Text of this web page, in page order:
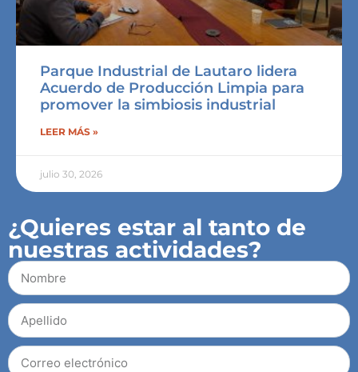
Parque Industrial de Lautaro lidera
Acuerdo de Producción Limpia para
promover la simbiosis industrial
LEER MÁS »
julio 30, 2026
¿Quieres estar al tanto de
nuestras actividades?